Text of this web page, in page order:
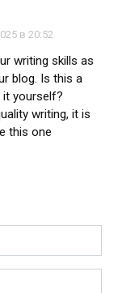
в 20:52
writing skills as
blog. Is this a
yourself?
writing, it is
this one